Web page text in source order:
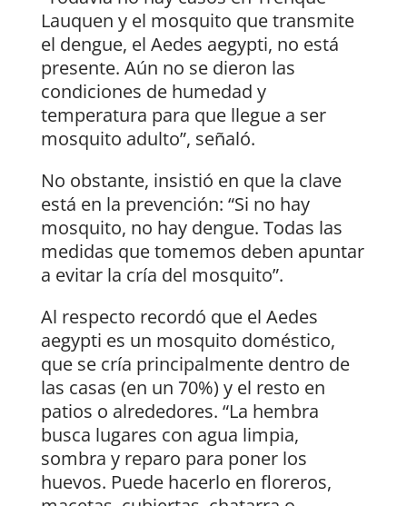
Lauquen y el mosquito que transmite
el dengue, el Aedes aegypti, no está
presente. Aún no se dieron las
condiciones de humedad y
temperatura para que llegue a ser
mosquito adulto”, señaló.
No obstante, insistió en que la clave
está en la prevención: “Si no hay
mosquito, no hay dengue. Todas las
medidas que tomemos deben apuntar
a evitar la cría del mosquito”.
Al respecto recordó que el Aedes
aegypti es un mosquito doméstico,
que se cría principalmente dentro de
las casas (en un 70%) y el resto en
patios o alrededores. “La hembra
busca lugares con agua limpia,
sombra y reparo para poner los
huevos. Puede hacerlo en floreros,